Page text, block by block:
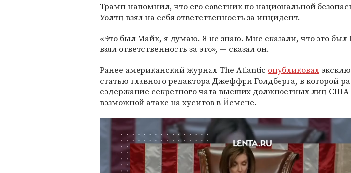
Трамп напомнил, что его советник по национальной
Уолтц взял на себя ответственность за инцидент.
«Это был Майк, я думаю. Я не знаю. Мне сказали, что это
взял ответственность за это», — сказал он.
Ранее американский журнал The Atlantic опубликовал
статью главного редактора Джеффри Голдберга, в которой
содержание секретного чата высших должностных лиц США
возможной атаке на хуситов в Йемене.